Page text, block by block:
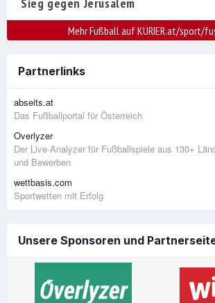
Sieg gegen Jerusalem
Mehr Fußball auf KURIER.at/sport/
Partnerlinks
abseits.at
Das Fußballportal für Österreich
Overlyzer
Der Live-Analyzer für Fußballspiele aus 130+
und Bewerben
wettbasis.com
Sportwetten mit Erfolg
Unsere Sponsoren und